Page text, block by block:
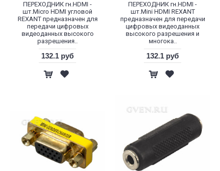
ПЕРЕХОДНИК гн.HDMI -
шт.Micro HDMI угловой
REXANT предназначен для
передачи цифровых
видеоданных высокого
разрешения..
132.1 руб
ПЕРЕХОДНИК гн.HDMI -
шт.Mini HDMI REXANT
предназначен для передачи
цифровых видеоданных
высокого разрешения и
многока..
132.1 руб